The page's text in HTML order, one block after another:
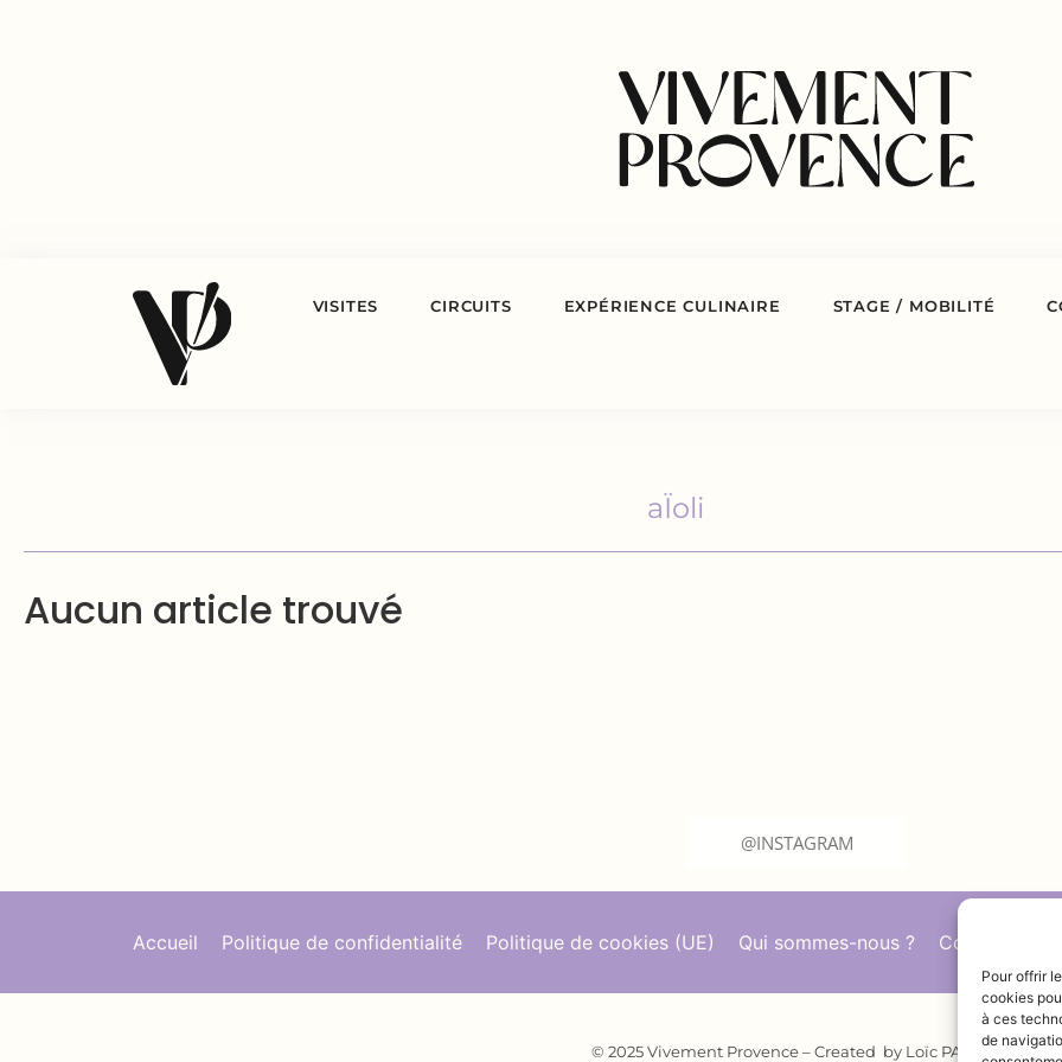
Pour offrir
cookies
à ces
de
VISITES CIRCUITS EXPÉRIENCE CULINAIRE STAGE / MOBILITÉ
aÏoli
Aucun article trouvé
@INSTAGRAM
Accueil Politique de confidentialité Politique de cookies (UE) Qui sommes-nous ? Contact
© 2025 Vivement Provence – Created by Loïc PASTOR